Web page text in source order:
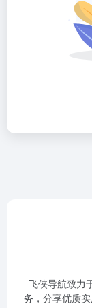
飞侠导航致力
务，分享优质